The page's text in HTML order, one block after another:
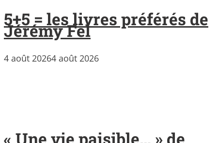
5+5 = les livres préférés de
Jérémy Fel
4 août 20264 août 2026
« Une vie paisible… » de